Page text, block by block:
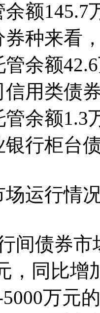
额145.7
种来看
余额
用类债
余额1.3
行柜台
运行情
间债券
，同比增
万元